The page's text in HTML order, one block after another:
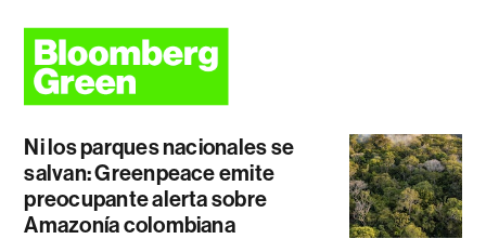
Ni los parques nacionales se
salvan: Greenpeace emite
preocupante alerta sobre
Amazonía colombiana